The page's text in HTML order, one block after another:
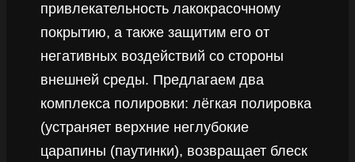
привлекательность лакокрасочному
покрытию, а также защитим его от
негативных воздействий со стороны
внешней среды. Предлагаем два
комплекса полировки: лёгкая полировка
(устраняет верхние неглубокие
царапины (паутинки), возвращает блеск